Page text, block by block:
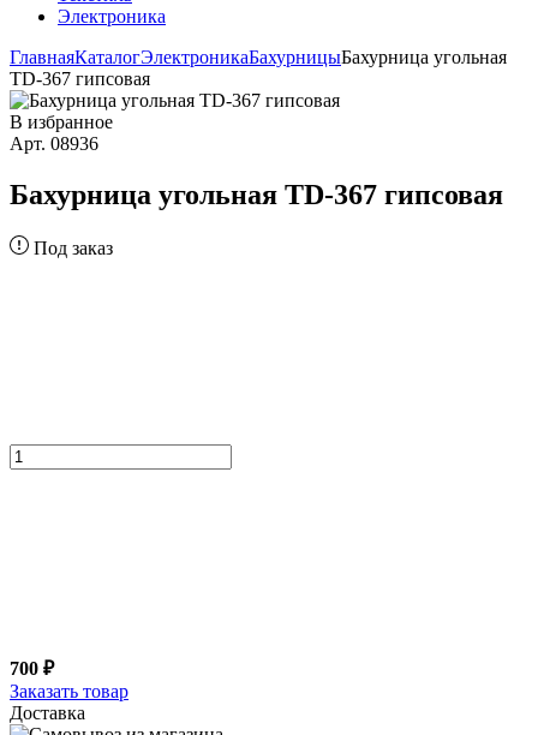
Электроника
ГлавнаяКаталогЭлектроникаБахурницыБахурница угольная
TD-367 гипсовая
В избранное
Арт. 08936
Бахурница угольная TD-367 гипсовая
Под заказ
700 ₽
Заказать товар
Доставка